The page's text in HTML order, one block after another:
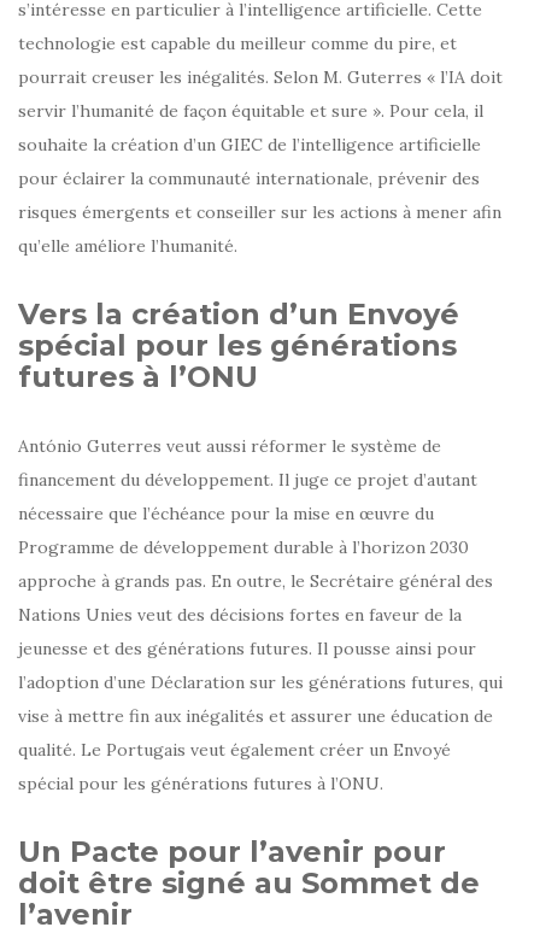
s’intéresse en particulier à l’intelligence artificielle. Cette
technologie est capable du meilleur comme du pire, et
pourrait creuser les inégalités. Selon M. Guterres « l’IA doit
servir l’humanité de façon équitable et sure ». Pour cela, il
souhaite la création d’un GIEC de l’intelligence artificielle
pour éclairer la communauté internationale, prévenir des
risques émergents et conseiller sur les actions à mener afin
qu’elle améliore l’humanité.
Vers la création d’un Envoyé
spécial pour les générations
futures à l’ONU
António Guterres veut aussi réformer le système de
financement du développement. Il juge ce projet d’autant
nécessaire que l’échéance pour la mise en œuvre du
Programme de développement durable à l’horizon 2030
approche à grands pas. En outre, le Secrétaire général des
Nations Unies veut des décisions fortes en faveur de la
jeunesse et des générations futures. Il pousse ainsi pour
l’adoption d’une Déclaration sur les générations futures, qui
vise à mettre fin aux inégalités et assurer une éducation de
qualité. Le Portugais veut également créer un Envoyé
spécial pour les générations futures à l’ONU.
Un Pacte pour l’avenir pour
doit être signé au Sommet de
l’avenir